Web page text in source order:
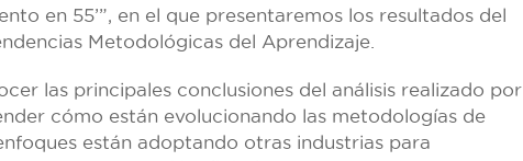
en 55’”, en el que presentaremos los resultados del
Metodológicas del Aprendizaje.
las principales conclusiones del análisis realizado por
cómo están evolucionando las metodologías de
están adoptando otras industrias para